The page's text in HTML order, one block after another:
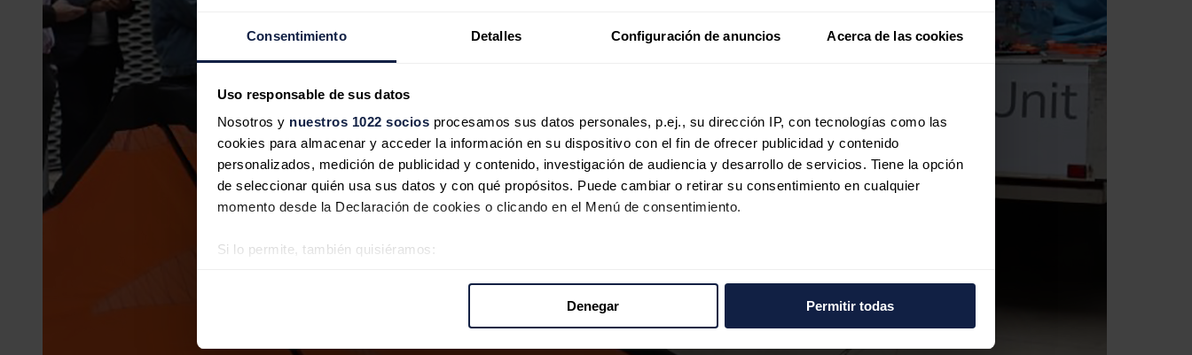
Consentimiento Detalles Configuración de anuncios Acerca de las cookies
Uso responsable de sus datos
Nosotros y nuestros 1022 socios procesamos sus datos personales, p.ej., su dirección IP, con tecnologías como las
cookies para almacenar y acceder la información en su dispositivo con el fin de ofrecer publicidad y contenido
personalizados, medición de publicidad y contenido, investigación de audiencia y desarrollo de servicios. Tiene la opción
de seleccionar quién usa sus datos y con qué propósitos. Puede cambiar o retirar su consentimiento en cualquier
momento desde la Declaración de cookies o clicando en el Menú de consentimiento.
Si lo permite, también quisiéramos:
Denegar Permitir todas